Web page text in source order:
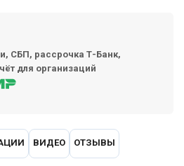
СБП, рассрочка Т-Банк,
для организаций
ВИДЕО ОТЗЫВЫ